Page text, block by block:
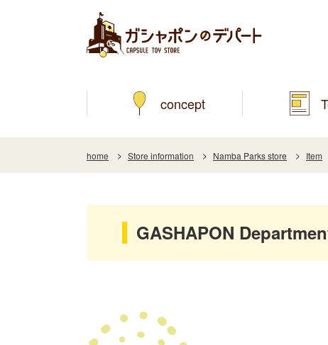
concept
home Store information Namba Parks store Item
GASHAPON